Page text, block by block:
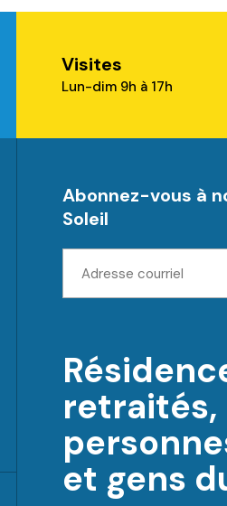
Visites
Lun-dim 9h à 17h
Abonnez-vous à
Soleil
courriel:
retraités,
et gens